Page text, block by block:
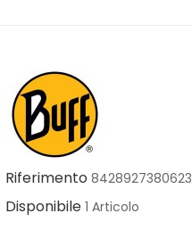
Riferimento 8428927380623
Disponibile 1 Articolo